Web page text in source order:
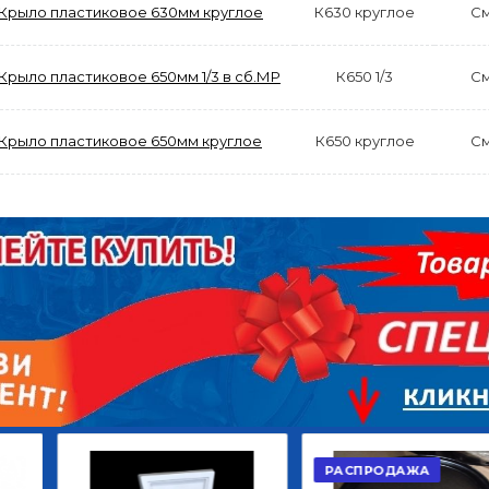
ДИСК СЦЕПЛЕНИЯ
ВЕДОМЫЙ КЛАССИК
GD 5ШТ/КОР
В КОРЗИНУ
АКЦИЯ
КРУГ ПОВОРОТНЫЙ
10*12ОТВ., Д.102*86
Г.КАЗАНЬ
29 668,20 Р
В КОРЗИНУ
Крыло пластиковое 630мм круглое К630 круглое
Крыло пластиковое 650мм 1/3 в сб.МР К650 1/3
Крыло пластиковое 650мм круглое К650 круглое
РАСПРОДАЖА АКЦИЯ